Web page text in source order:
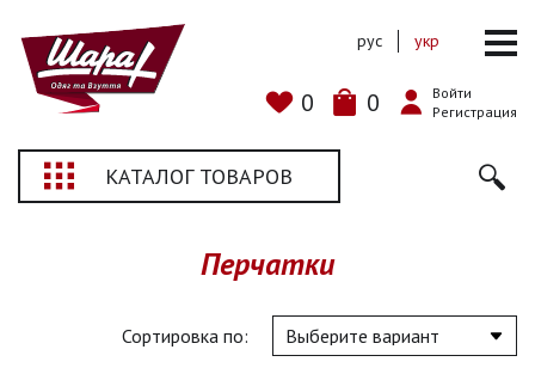
0 0
Войти
Регистрация
рус укр
КАТАЛОГ ТОВАРОВ
Перчатки
Сортировка по: